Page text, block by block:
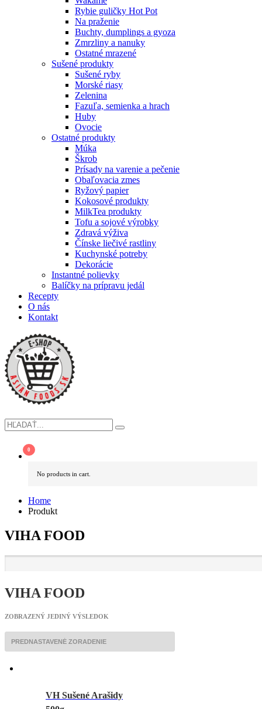
Rybie guličky Hot Pot
Na praženie
Buchty, dumplings a gyoza
Zmrzliny a nanuky
Ostatné mrazené
Sušené produkty
Sušené ryby
Morské riasy
Zelenina
Fazuľa, semienka a hrach
Huby
Ovocie
Ostatné produkty
Múka
Škrob
Prísady na varenie a pečenie
Obaľovacia zmes
Ryžový papier
Kokosové produkty
MilkTea produkty
Tofu a sojové výrobky
Zdravá výživa
Čínske liečivé rastliny
Kuchynské potreby
Dekorácie
Instantné polievky
Balíčky na prípravu jedál
Recepty
O nás
Kontakt
No products in cart.
Home
Produkt
VIHA FOOD
VIHA FOOD
ZOBRAZENÝ JEDINÝ VÝSLEDOK
VH Sušené Arašidy